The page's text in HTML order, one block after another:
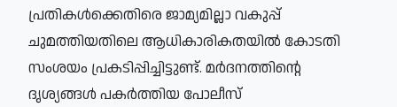
പ്രതികള്‍ക്കെതിരെ ജാമ്യമില്ലാ വകുപ്പ്
ചുമത്തിയതിലെ ആധികാരികതയില്‍ കോടതി
സംശയം പ്രകടിപ്പിച്ചിട്ടുണ്ട്. മര്‍ദനത്തിന്റെ
ദൃശ്യങ്ങള്‍ പകര്‍ത്തിയ പോലീസ്